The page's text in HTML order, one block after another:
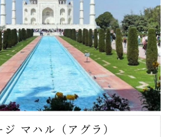
マハル（アグラ）